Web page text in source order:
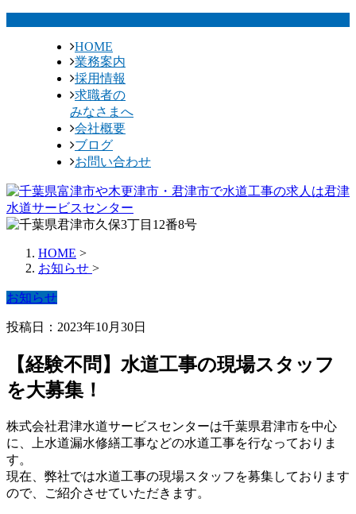
HOME
業務案内
採用情報
求職者の
みなさまへ
会社概要
ブログ
お問い合わせ
HOME >
お知らせ >
お知らせ
投稿日：2023年10月30日
【経験不問】水道工事の現場スタッフ
を大募集！
株式会社君津水道サービスセンターは千葉県君津市を中心
に、上水道漏水修繕工事などの水道工事を行なっておりま
す。
現在、弊社では水道工事の現場スタッフを募集しております
ので、ご紹介させていただきます。